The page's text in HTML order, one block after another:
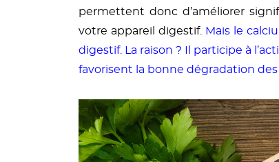
permettent donc d’améliorer
votre appareil digestif. Mais le
digestif. La raison ? Il participe à
favorisent la bonne dégradation